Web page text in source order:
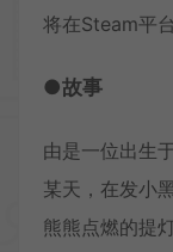
将在Steam平
●故事
由是一位出生
某天，在发小
熊熊点燃的提